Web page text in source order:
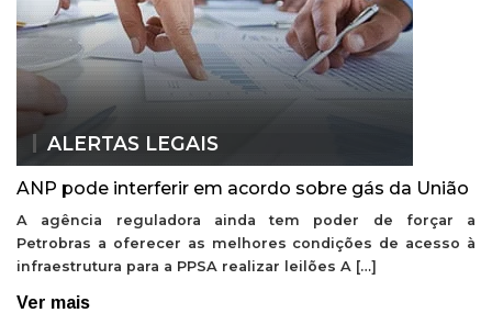
ALERTAS LEGAIS
ANP pode interferir em acordo sobre gás da União
A agência reguladora ainda tem poder de forçar a
Petrobras a oferecer as melhores condições de acesso à
infraestrutura para a PPSA realizar leilões A […]
Ver mais